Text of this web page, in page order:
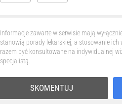
Informacje zawarte w serwisie mają
stanowią porady lekarskiej, a stosowanie
razem być konsultowane na indywidualnej
specjalistą.
SKOMENTUJ